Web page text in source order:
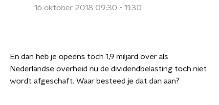
16 oktober 2018 09:30 - 11:30
En dan heb je opeens toch 1,9 miljard over als
Nederlandse overheid nu de dividendbelasting toch niet
wordt afgeschaft. Waar besteed je dat dan aan?